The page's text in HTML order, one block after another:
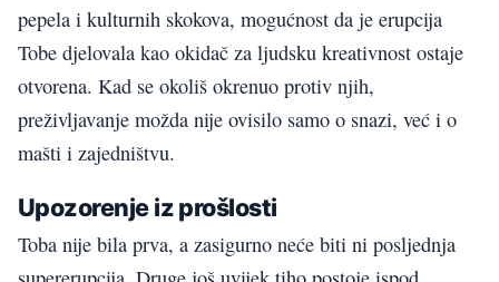
pepela i kulturnih skokova, mogućnost da je erupcija
Tobe djelovala kao okidač za ljudsku kreativnost ostaje
otvorena. Kad se okoliš okrenuo protiv njih,
preživljavanje možda nije ovisilo samo o snazi, već i o
mašti i zajedništvu.
Upozorenje iz prošlosti
Toba nije bila prva, a zasigurno neće biti ni posljednja